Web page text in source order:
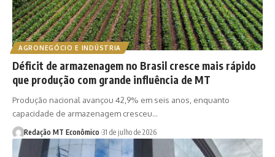
AGRONEGÓCIO E INDÚSTRIA
Déficit de armazenagem no Brasil cresce mais rápido
que produção com grande influência de MT
Produção nacional avançou 42,9% em seis anos, enquanto
capacidade de armazenagem cresceu…
Redação MT Econômico 31 de julho de 2026